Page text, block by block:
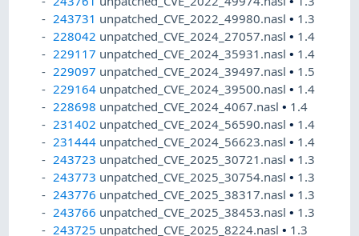
243731 unpatched_CVE_2022_49980.nasl• 1.3
228042 unpatched_CVE_2024_27057.nasl• 1.4
229117 unpatched_CVE_2024_35931.nasl• 1.4
229097 unpatched_CVE_2024_39497.nasl• 1.5
229164 unpatched_CVE_2024_39500.nasl• 1.4
228698 unpatched_CVE_2024_4067.nasl• 1.4
231402 unpatched_CVE_2024_56590.nasl• 1.4
231444 unpatched_CVE_2024_56623.nasl• 1.4
243723 unpatched_CVE_2025_30721.nasl• 1.3
243773 unpatched_CVE_2025_30754.nasl• 1.3
243776 unpatched_CVE_2025_38317.nasl• 1.3
243766 unpatched_CVE_2025_38453.nasl• 1.3
243725 unpatched_CVE_2025_8224.nasl• 1.3